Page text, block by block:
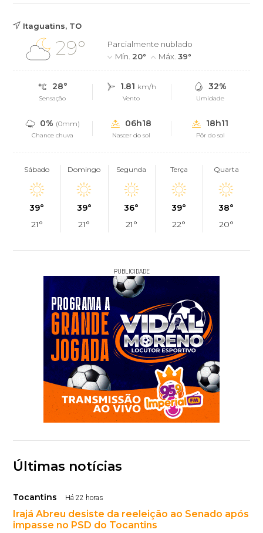
Itaguatins, TO
29°
Parcialmente nublado
Mín. 20° Máx.39°
28°
Sensação
1.81 km/h
Vento
32%
Umidade
0% (0mm)
Chance chuva
06h18
Nascer do sol
18h11
Pôr do sol
Sábado
39°
21°
Domingo
39°
21°
Segunda
36°
21°
Terça
39°
22°
Quarta
38°
20°
PUBLICIDADE
Últimas notícias
Tocantins Há 22 horas
Irajá Abreu desiste da reeleição ao Senado após
impasse no PSD do Tocantins